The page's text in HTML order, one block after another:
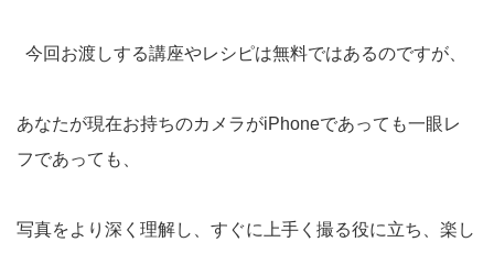
今回お渡しする講座やレシピは無料ではあるのですが、
あなたが現在お持ちのカメラがiPhoneであっても一眼レ
フであっても、
写真をより深く理解し、すぐに上手く撮る役に立ち、楽し